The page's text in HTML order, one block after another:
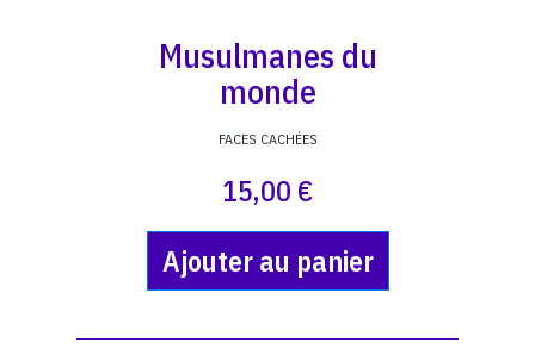
Musulmanes du
monde
FACES CACHÉES
15,00 €
Ajouter au panier